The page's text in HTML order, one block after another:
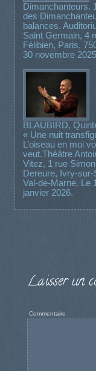
Dimanchanteurs.
des
balances.
Saint Germain, 4
Félibien, Paris,
30 novembre
BLAUBIRD,
« Une nuit
L’oiseau en moi
veut.Théâtre
Vitez, 1 rue Simon
Dereure, Ivry-sur-
Val-de-Marne. Le
janvier 2026.
Laisser un
Commentaire